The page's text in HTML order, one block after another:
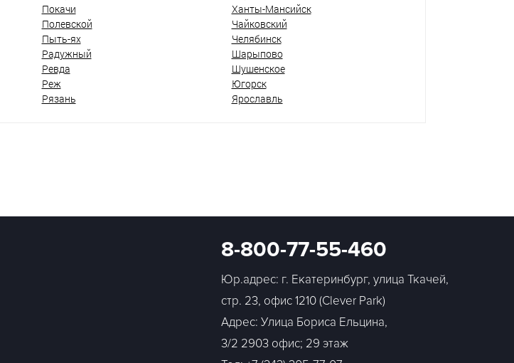
Покачи
Полевской
Пыть-ях
Радужный
Ревда
Реж
Рязань
Ханты-Мансийск
Чайковский
Челябинск
Шарыпово
Шушенское
Югорск
Ярославль
8-800-77-55-460
Юр.адрес: г. Екатеринбург, улица Ткачей,
стр. 23, офис 1210 (Clever Park)
Адрес: Улица Бориса Ельцина,
3/2 2903 офис; 29 этаж